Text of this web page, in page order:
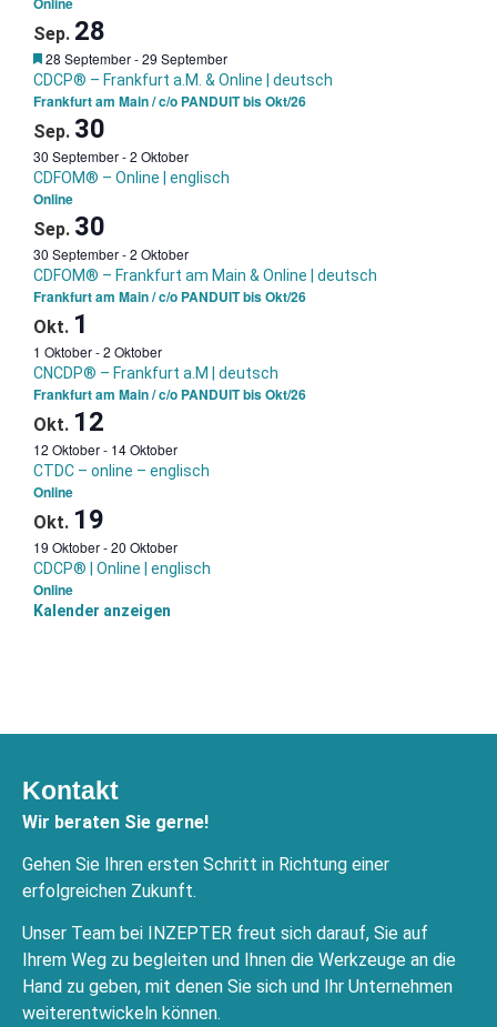
Sep. 28
Garantietermin
28 September-29 September
CDCP® – Frankfurt a.M. & Online | deutsch
Frankfurt am Main / c/o PANDUIT bis Okt/26
Sep. 30
30 September-2 Oktober
CDFOM® – Online | englisch
Online
Sep. 30
30 September-2 Oktober
CDFOM® – Frankfurt am Main & Online | deutsch
Frankfurt am Main / c/o PANDUIT bis Okt/26
Okt. 1
1 Oktober-2 Oktober
CNCDP® – Frankfurt a.M | deutsch
Frankfurt am Main / c/o PANDUIT bis Okt/26
Okt. 12
12 Oktober- 14 Oktober
CTDC – online – englisch
Online
Okt. 19
19 Oktober-20 Oktober
CDCP® | Online | englisch
Online
Kalender anzeigen
Kontakt
Wir beraten Sie gerne!
Gehen Sie Ihren ersten Schritt in Richtung einer
erfolgreichen Zukunft.
Unser Team bei INZEPTER freut sich darauf, Sie auf
Ihrem Weg zu begleiten und Ihnen die Werkzeuge an die
Hand zu geben, mit denen Sie sich und Ihr Unternehmen
weiterentwickeln können.